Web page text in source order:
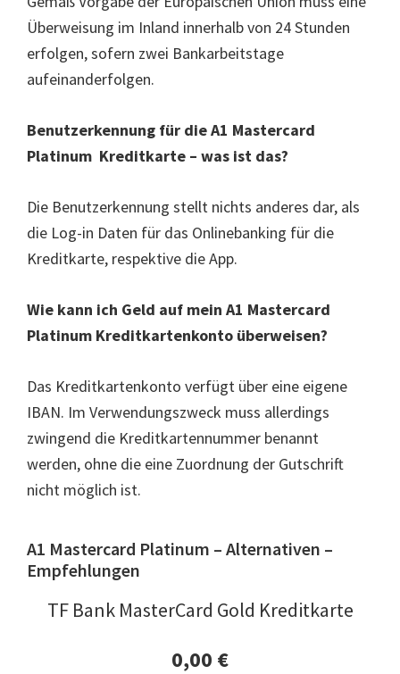
Überweisung im Inland innerhalb von 24 Stunden
erfolgen, sofern zwei Bankarbeitstage
aufeinanderfolgen.
Benutzerkennung für die A1 Mastercard
Platinum Kreditkarte – was ist das?
Die Benutzerkennung stellt nichts anderes dar, als
die Log-in Daten für das Onlinebanking für die
Kreditkarte, respektive die App.
Wie kann ich Geld auf mein A1 Mastercard
Platinum Kreditkartenkonto überweisen?
Das Kreditkartenkonto verfügt über eine eigene
IBAN. Im Verwendungszweck muss allerdings
zwingend die Kreditkartennummer benannt
werden, ohne die eine Zuordnung der Gutschrift
nicht möglich ist.
A1 Mastercard Platinum – Alternativen –
Empfehlungen
TF Bank MasterCard Gold Kreditkarte
0,00 €